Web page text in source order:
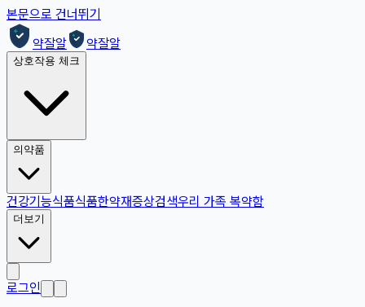
본문으로 건너뛰기
약잘알
약잘알
상호작용 체크
의약품
건강기능식품식품한약재증상검색우리 가족 복약함
더보기
로그인